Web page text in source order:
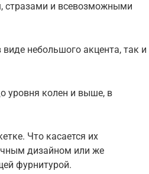
стразами и всевозможными
небольшого акцента, так и
уровня колен и выше, в
Что касается их
дизайном или же
фурнитурой.